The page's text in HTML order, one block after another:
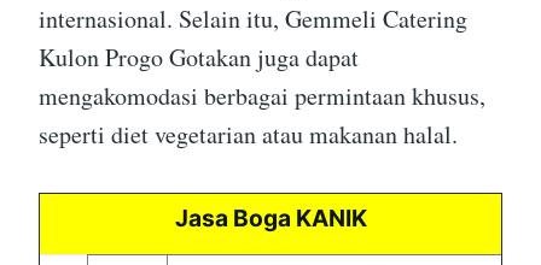
internasional. Selain itu, Gemmeli Catering
Kulon Progo Gotakan juga dapat
mengakomodasi berbagai permintaan khusus,
seperti diet vegetarian atau makanan halal.
Jasa Boga KANIK